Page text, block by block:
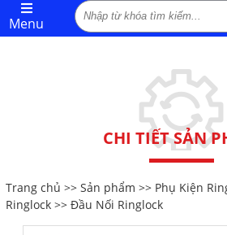
Menu
CHI TIẾT SẢN
Trang chủ >> Sản phẩm >> Phụ Kiện
Ringlock >> Đầu Nối Ringlock